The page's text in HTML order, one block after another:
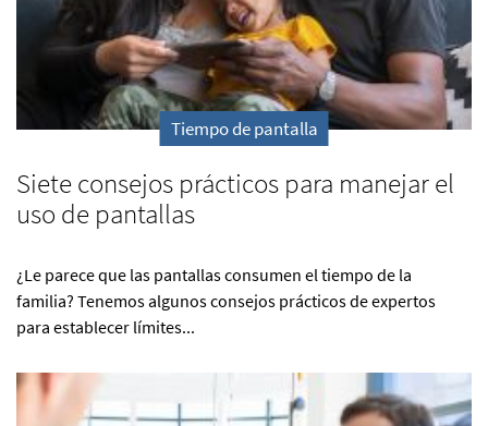
Tiempo de pantalla
Siete consejos prácticos para manejar el
uso de pantallas
¿Le parece que las pantallas consumen el tiempo de la
familia? Tenemos algunos consejos prácticos de expertos
para establecer límites...